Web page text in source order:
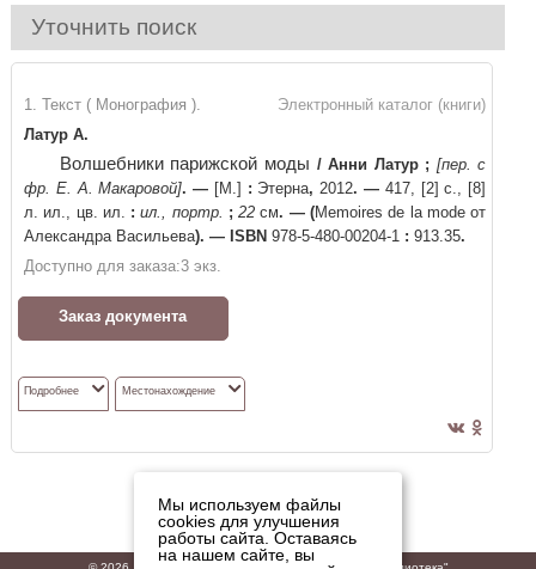
Уточнить поиск
Электронный каталог (книги)
1. Текст ( Монография ).
Латур А.
Волшебники парижской моды / Анни Латур ; [пер. с
фр. Е. А. Макаровой]. — [М.] : Этерна, 2012. — 417, [2] с., [8]
л. ил., цв. ил. : ил., портр. ; 22 см. — (Memoires de la mode от
Александра Васильева). — ISBN 978-5-480-00204-1 : 913.35.
Доступно для заказа:3 экз.
Заказ документа
Подробнее Местонахождение
Мы используем файлы
cookies для улучшения
работы сайта. Оставаясь
на нашем сайте, вы